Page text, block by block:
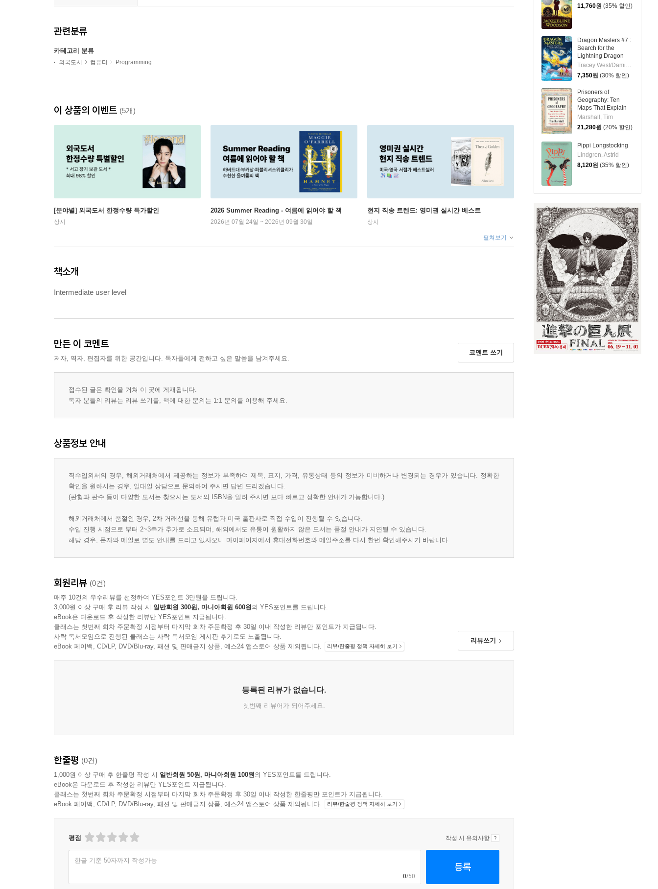
11,760원 (35% 할인)
Dragon Masters #7 :
Search for the
Lightning Dragon
7,350원 (30% 할인)
Prisoners of
Geography: Ten
Maps That Explain
Everything about the
Marshall, Tim
21,280원 (20% 할인)
Pippi Longstocking
Lindgren, Astrid
8,120원 (35% 할인)
관련분류
카테고리 분류
외국도서 컴퓨터 Programming
이 상품의 이벤트 (5개)
[분야별] 외국도서 한정수량 특가할인
상시
2026 Summer Reading - 여름에 읽어야 할 책
2026년 07월 24일 ~ 2026년 09월 30일
현지 직송 트렌드: 영미권 실시간 베스트
상시
펼쳐보기
책소개
Intermediate user level
만든 이 코멘트
저자, 역자, 편집자를 위한 공간입니다. 독자들에게 전하고 싶은 말씀을 남겨주세요.
코멘트 쓰기
접수된 글은 확인을 거쳐 이 곳에 게재됩니다.
독자 분들의 리뷰는 리뷰 쓰기를, 책에 대한 문의는 1:1 문의를 이용해 주세요.
상품정보 안내
직수입외서의 경우, 해외거래처에서 제공하는 정보가 부족하여 제목, 표지, 가격, 유통상태 등의 정보가 미비하거나 변경되는 경우가 있습니다. 정확한
확인을 원하시는 경우, 일대일 상담으로 문의하여 주시면 답변 드리겠습니다.
(판형과 판수 등이 다양한 도서는 찾으시는 도서의 ISBN을 알려 주시면 보다 빠르고 정확한 안내가 가능합니다.)
해외거래처에서 품절인 경우, 2차 거래선을 통해 유럽과 미국 출판사로 직접 수입이 진행될 수 있습니다.
수입 진행 시점으로 부터 2~3주가 추가로 소요되며, 해외에서도 유통이 원활하지 않은 도서는 품절 안내가 지연될 수 있습니다.
해당 경우, 문자와 메일로 별도 안내를 드리고 있사오니 마이페이지에서 휴대전화번호와 메일주소를 다시 한번 확인해주시기 바랍니다.
회원리뷰 (0건)
매주 10건의 우수리뷰를 선정하여 YES포인트 3만원을 드립니다.
3,000원 이상 구매 후 리뷰 작성 시 일반회원 300원, 마니아회원 600원의 YES포인트를 드립니다.
eBook은 다운로드 후 작성한 리뷰만 YES포인트 지급됩니다.
클래스는 첫번째 회차 주문확정 시점부터 마지막 회차 주문확정 후 30일 이내 작성한 리뷰만 포인트가 지급됩니다.
사락 독서모임으로 진행된 클래스는 사락 독서모임 게시판 후기로도 노출됩니다.
eBook 페이백, CD/LP, DVD/Blu-ray, 패션 및 판매금지 상품, 예스24 앱스토어 상품 제외됩니다.
리뷰/한줄평 정책 자세히 보기
리뷰쓰기
등록된 리뷰가 없습니다.
첫번째 리뷰어가 되어주세요.
한줄평 (0건)
1,000원 이상 구매 후 한줄평 작성 시 일반회원 50원, 마니아회원 100원의 YES포인트를 드립니다.
eBook은 다운로드 후 작성한 리뷰만 YES포인트 지급됩니다.
클래스는 첫번째 회차 주문확정 시점부터 마지막 회차 주문확정 후 30일 이내 작성한 한줄평만 포인트가 지급됩니다.
eBook 페이백, CD/LP, DVD/Blu-ray, 패션 및 판매금지 상품, 예스24 앱스토어 상품 제외됩니다.
리뷰/한줄평 정책 자세히 보기
평점 작성 시 유의사항
한글 기준 50자까지 작성가능
0/50
등록